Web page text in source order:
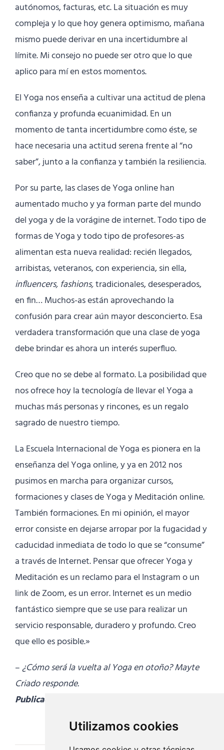
Utilizamos cookies
autónomos, facturas, etc. La situación es muy
compleja y lo que hoy genera optimismo, mañana
mismo puede derivar en una incertidumbre al
límite. Mi consejo no puede ser otro que lo que
aplico para mí en estos momentos.
El Yoga nos enseña a cultivar una actitud de plena
confianza y profunda ecuanimidad. En un
momento de tanta incertidumbre como éste, se
hace necesaria una actitud serena frente al “no
saber”, junto a la confianza y también la resiliencia.
Por su parte, las clases de Yoga online han
aumentado mucho y ya forman parte del mundo
del yoga y de la vorágine de internet. Todo tipo de
formas de Yoga y todo tipo de profesores-as
alimentan esta nueva realidad: recién llegados,
arribistas, veteranos, con experiencia, sin ella,
influencers, fashions,tradicionales, desesperados,
en fin… Muchos-as están aprovechando la
confusión para crear aún mayor desconcierto. Esa
verdadera transformación que una clase de yoga
debe brindar es ahora un interés superfluo.
Creo que no se debe al formato. La posibilidad que
nos ofrece hoy la tecnología de llevar el Yoga a
muchas más personas y rincones, es un regalo
sagrado de nuestro tiempo.
La Escuela Internacional de Yoga es pionera en la
enseñanza del Yoga online, y ya en 2012 nos
pusimos en marcha para organizar cursos,
formaciones y clases de Yoga y Meditación online.
También formaciones. En mi opinión, el mayor
error consiste en dejarse arropar por la fugacidad y
caducidad inmediata de todo lo que se “consume”
a través de Internet. Pensar que ofrecer Yoga y
Meditación es un reclamo para el Instagram o un
link de Zoom, es un error. Internet es un medio
fantástico siempre que se use para realizar un
servicio responsable, duradero y profundo. Creo
que ello es posible.»
–¿Cómo será la vuelta al Yoga en otoño? Mayte
Criado responde.
Publicado en Yoga Journal 22/09/2020